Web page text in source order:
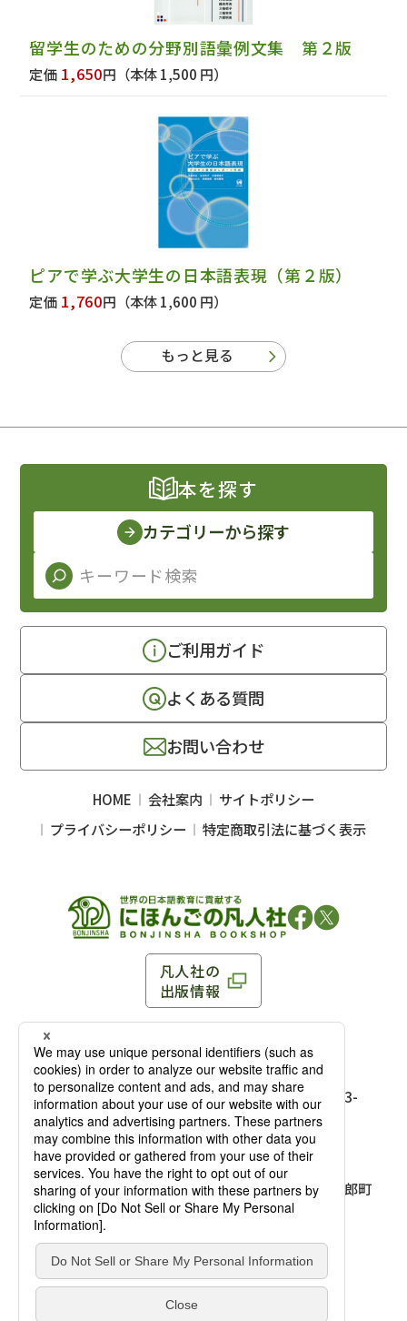
凡人社の本を見る
留学生のための分野別語彙例文集 第２版
定価 1,650円 （本体 1,500 円）
ピアで学ぶ大学生の日本語表現（第２版）
定価 1,760円 （本体 1,600 円）
もっと見る
凡人社の
出版情報
〒102-0093 東京都千代田区平河町 1-3-13 8F
TEL：03-3263-3959／FAX：03-3263-3116
麹町店
〒102-0093 東京都千代田区平河町1-3-
13 8F［アクセス］
TEL：03-3239-8673／FAX：03-3263-
3116
大阪店
〒541-0056 大阪府大阪市中央区久太郎町
4-2-10
大西ビルディング 1階［
TEL：06-4256-2684／FAX：03-6733-
7887
本を探す
カテゴリーから探す
ご利用ガイド
よくある質問
お問い合わせ
HOME 会社案内
サイトポリシー
プライバシーポリシー
特定商取引法に基づく表示